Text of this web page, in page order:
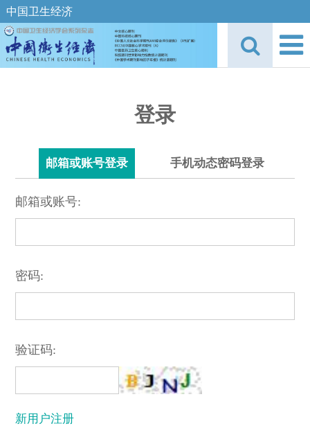
中国卫生经济
登录
邮箱或账号登录 手机动态密码登录
邮箱或账号:
密码:
验证码:
新用户注册